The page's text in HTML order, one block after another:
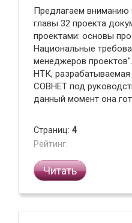
Предлагаем вниманию
главы 32 проекта
проектами: основы
Национальные
менеджеров
НТК,
СОВНЕТ под
данный момент она
Страниц: 4
Рейтинг:
Читать